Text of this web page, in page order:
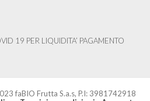
19 PER LIQUIDITA’ PAGAMENTO
faBIO Frutta S.a.s, P.I: 3981742918